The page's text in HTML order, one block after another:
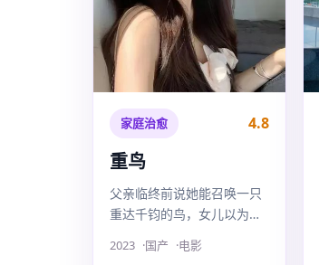
家庭治愈 4.8
重鸟
父亲临终前说她能召唤一只
重达千钧的鸟，女儿以为是
沉。
2023 国产 电影